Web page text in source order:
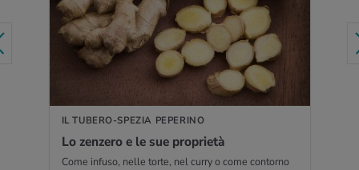
IL TUBERO-SPEZIA PEPERINO
Lo zen­ze­ro e le sue pro­prie­tà
Come infuso, nelle torte, nel curry o come contorno
PER SAPERNE DI PIÙ